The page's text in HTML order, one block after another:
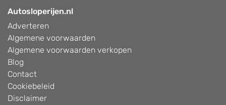
Autosloperijen.nl
Adverteren
Algemene voorwaarden
Algemene voorwaarden verkopen
Blog
Contact
Cookiebeleid
Disclaimer